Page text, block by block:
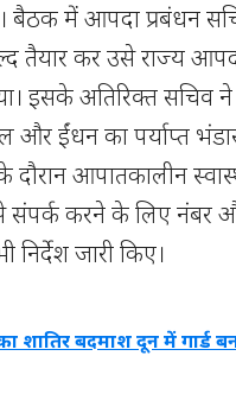
में आपदा प्रबंधन
तैयार कर उसे राज्य
इसके अतिरिक्त सचिव
और ईंधन का पर्याप्त
आपातकालीन
संपर्क करने के लिए
जारी किए।
शातिर बदमाश दून में गार्ड